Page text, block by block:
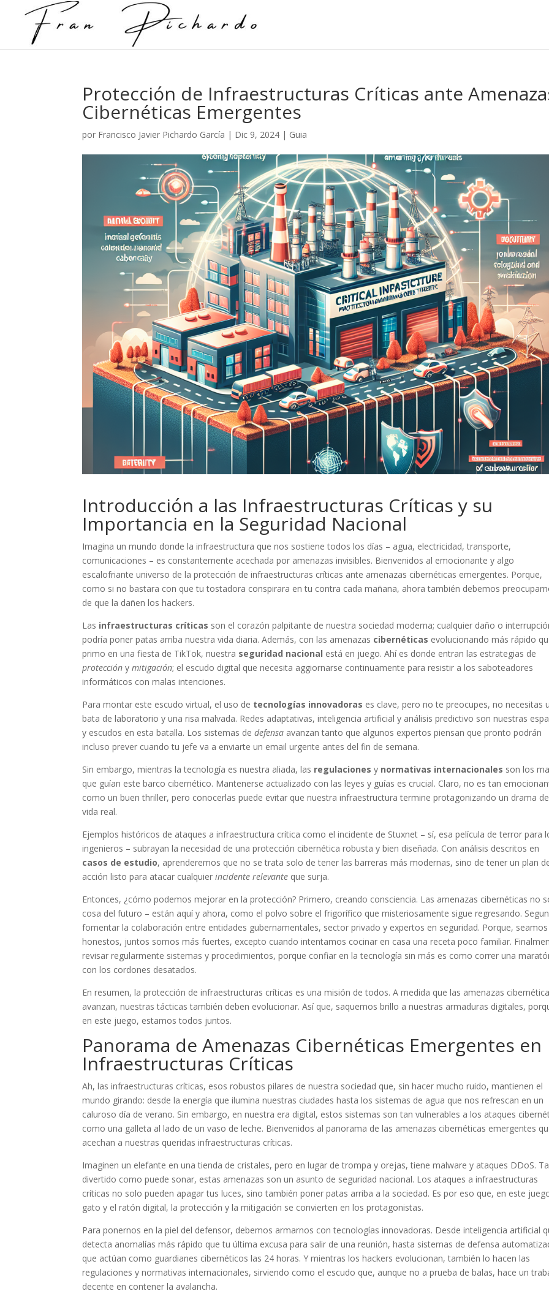
Protección de Infraestructuras Críticas ante
Cibernéticas Emergentes
por Francisco Javier Pichardo García | Dic 9, 2024 | Guia
Introducción a las Infraestructuras Críticas y su
Importancia en la Seguridad Nacional
Imagina un mundo donde la infraestructura que nos sostiene todos los días – agua, electricidad, transporte,
comunicaciones – es constantemente acechada por amenazas invisibles. Bienvenidos al emocionante y algo
escalofriante universo de la protección de infraestructuras críticas ante amenazas cibernéticas emergentes. Porque,
como si no bastara con que tu tostadora conspirara en tu contra cada mañana, ahora también debemos
de que la dañen los hackers.
Las infraestructuras críticas son el corazón palpitante de nuestra sociedad moderna; cualquier daño o
podría poner patas arriba nuestra vida diaria. Además, con las amenazas cibernéticas evolucionando más rápido
primo en una fiesta de TikTok, nuestra seguridad nacional está en juego. Ahí es donde entran las estrategias de
protección ymitigación; el escudo digital que necesita aggiornarse continuamente para resistir a los saboteadores
informáticos con malas intenciones.
Para montar este escudo virtual, el uso de tecnologías innovadoras es clave, pero no te preocupes, no necesitas
bata de laboratorio y una risa malvada. Redes adaptativas, inteligencia artificial y análisis predictivo son nuestras
y escudos en esta batalla. Los sistemas dedefensa avanzan tanto que algunos expertos piensan que pronto podrán
incluso prever cuando tu jefe va a enviarte un email urgente antes del fin de semana.
Sin embargo, mientras la tecnología es nuestra aliada, las regulaciones y normativas internacionales son los
que guían este barco cibernético. Mantenerse actualizado con las leyes y guías es crucial. Claro, no es tan
como un buen thriller, pero conocerlas puede evitar que nuestra infraestructura termine protagonizando un drama
vida real.
Ejemplos históricos de ataques a infraestructura crítica como el incidente de Stuxnet – sí, esa película de terror para
ingenieros – subrayan la necesidad de una protección cibernética robusta y bien diseñada. Con análisis descritos en
casos de estudio, aprenderemos que no se trata solo de tener las barreras más modernas, sino de tener un plan
acción listo para atacar cualquierincidente relevante que surja.
Entonces, ¿cómo podemos mejorar en la protección? Primero, creando consciencia. Las amenazas cibernéticas no
cosa del futuro – están aquí y ahora, como el polvo sobre el frigorífico que misteriosamente sigue regresando.
fomentar la colaboración entre entidades gubernamentales, sector privado y expertos en seguridad. Porque, seamos
honestos, juntos somos más fuertes, excepto cuando intentamos cocinar en casa una receta poco familiar.
revisar regularmente sistemas y procedimientos, porque confiar en la tecnología sin más es como correr una
con los cordones desatados.
En resumen, la protección de infraestructuras críticas es una misión de todos. A medida que las amenazas
avanzan, nuestras tácticas también deben evolucionar. Así que, saquemos brillo a nuestras armaduras digitales,
en este juego, estamos todos juntos.
Panorama de Amenazas Cibernéticas Emergentes en
Infraestructuras Críticas
Ah, las infraestructuras críticas, esos robustos pilares de nuestra sociedad que, sin hacer mucho ruido, mantienen el
mundo girando: desde la energía que ilumina nuestras ciudades hasta los sistemas de agua que nos refrescan en un
caluroso día de verano. Sin embargo, en nuestra era digital, estos sistemas son tan vulnerables a los ataques
como una galleta al lado de un vaso de leche. Bienvenidos al panorama de las amenazas cibernéticas emergentes
acechan a nuestras queridas infraestructuras críticas.
Imaginen un elefante en una tienda de cristales, pero en lugar de trompa y orejas, tiene malware y ataques DDoS.
divertido como puede sonar, estas amenazas son un asunto de seguridad nacional. Los ataques a infraestructuras
críticas no solo pueden apagar tus luces, sino también poner patas arriba a la sociedad. Es por eso que, en este
gato y el ratón digital, la protección y la mitigación se convierten en los protagonistas.
Para ponernos en la piel del defensor, debemos armarnos con tecnologías innovadoras. Desde inteligencia artificial
detecta anomalías más rápido que tu última excusa para salir de una reunión, hasta sistemas de defensa
que actúan como guardianes cibernéticos las 24 horas. Y mientras los hackers evolucionan, también lo hacen las
regulaciones y normativas internacionales, sirviendo como el escudo que, aunque no a prueba de balas, hace un
decente en contener la avalancha.